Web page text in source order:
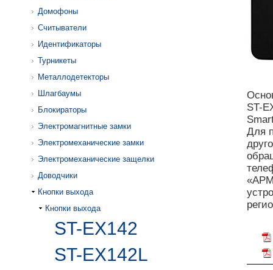
Домофоны
Считыватели
Идентификаторы
Турникеты
Металлодетекторы
Шлагбаумы
Блокираторы
Электромагнитные замки
Электромеханические замки
Электромеханические защелки
Доводчики
Кнопки выхода
Кнопки выхода
ST-EX142
ST-EX142L
ST-
Для